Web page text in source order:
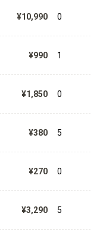
THE BEST ストレ
¥10,990 0
¥990 1
¥1,850 0
¥380 5
¥270 0
¥3,290 5